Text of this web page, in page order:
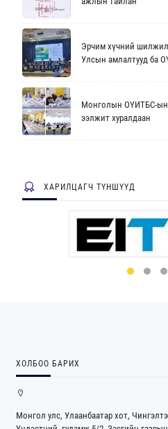
Эрчим хүчний
Улсын амлалтууд ба
Монголын ОҮИТБС-ын
ээлжит хуралдаан
ХАРИЛЦАГЧ ТҮНШҮҮД
ХОЛБОО БАРИХ
Монгол улс, Улаанбаатар хот,